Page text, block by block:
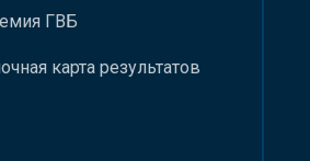
ГВБ
карта результатов